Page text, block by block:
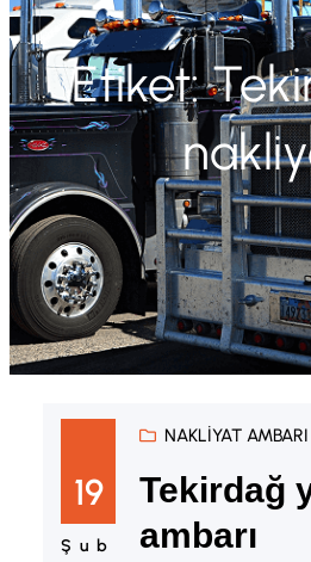
Etiket:
19
Şub
NAKLIYAT AMBARI
Tekirdağ
ambarı